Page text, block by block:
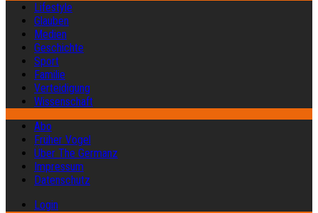
Lifestyle
Glauben
Medien
Geschichte
Sport
Familie
Verteidigung
Wissenschaft
Abo
Früher Vogel
Über The Germanz
Impressum
Datenschutz
Login